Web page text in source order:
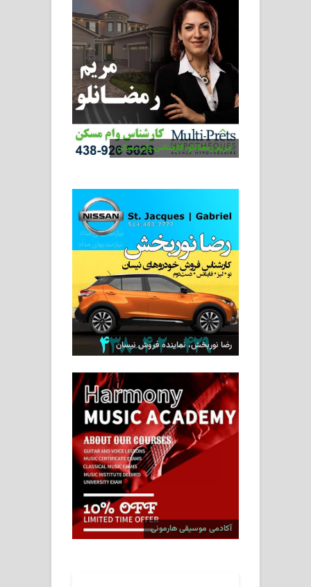
مریم رمضانلو، کارشناس وام مسکن
رضا نوربخش، نماینده فروش نیسان
آکادمی موسیقی هارمونی